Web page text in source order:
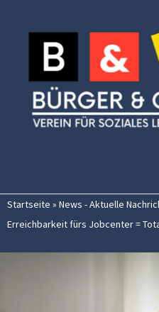
Inhalt
springen
Startseite » News - Aktuelle
Erreichbarkeit fürs Jobcenter =